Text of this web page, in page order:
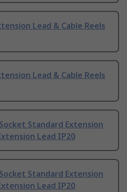
Lead & Cable Reels
Lead & Cable Reels
Standard Extension
Lead IP20
Standard Extension
Lead IP20